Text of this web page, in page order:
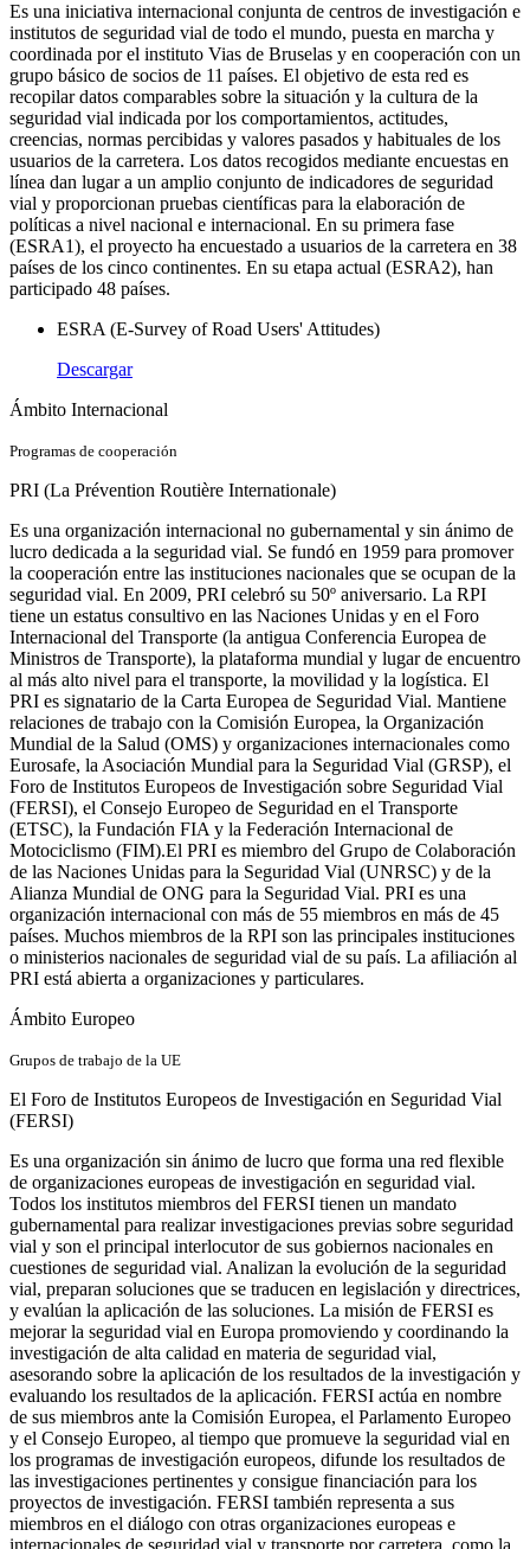
Es una iniciativa internacional conjunta de centros de investigación e
institutos de seguridad vial de todo el mundo, puesta en marcha y
coordinada por el instituto Vias de Bruselas y en cooperación con un
grupo básico de socios de 11 países. El objetivo de esta red es
recopilar datos comparables sobre la situación y la cultura de la
seguridad vial indicada por los comportamientos, actitudes,
creencias, normas percibidas y valores pasados y habituales de los
usuarios de la carretera. Los datos recogidos mediante encuestas en
línea dan lugar a un amplio conjunto de indicadores de seguridad
vial y proporcionan pruebas científicas para la elaboración de
políticas a nivel nacional e internacional. En su primera fase
(ESRA1), el proyecto ha encuestado a usuarios de la carretera en 38
países de los cinco continentes. En su etapa actual (ESRA2), han
participado 48 países.
ESRA (E-Survey of Road Users' Attitudes)
Descargar
Ámbito Internacional
Programas de cooperación
PRI (La Prévention Routière Internationale)
Es una organización internacional no gubernamental y sin ánimo de
lucro dedicada a la seguridad vial. Se fundó en 1959 para promover
la cooperación entre las instituciones nacionales que se ocupan de la
seguridad vial. En 2009, PRI celebró su 50º aniversario. La RPI
tiene un estatus consultivo en las Naciones Unidas y en el Foro
Internacional del Transporte (la antigua Conferencia Europea de
Ministros de Transporte), la plataforma mundial y lugar de encuentro
al más alto nivel para el transporte, la movilidad y la logística. El
PRI es signatario de la Carta Europea de Seguridad Vial. Mantiene
relaciones de trabajo con la Comisión Europea, la Organización
Mundial de la Salud (OMS) y organizaciones internacionales como
Eurosafe, la Asociación Mundial para la Seguridad Vial (GRSP), el
Foro de Institutos Europeos de Investigación sobre Seguridad Vial
(FERSI), el Consejo Europeo de Seguridad en el Transporte
(ETSC), la Fundación FIA y la Federación Internacional de
Motociclismo (FIM).El PRI es miembro del Grupo de Colaboración
de las Naciones Unidas para la Seguridad Vial (UNRSC) y de la
Alianza Mundial de ONG para la Seguridad Vial. PRI es una
organización internacional con más de 55 miembros en más de 45
países. Muchos miembros de la RPI son las principales instituciones
o ministerios nacionales de seguridad vial de su país. La afiliación al
PRI está abierta a organizaciones y particulares.
Ámbito Europeo
Grupos de trabajo de la UE
El Foro de Institutos Europeos de Investigación en Seguridad Vial
(FERSI)
Es una organización sin ánimo de lucro que forma una red flexible
de organizaciones europeas de investigación en seguridad vial.
Todos los institutos miembros del FERSI tienen un mandato
gubernamental para realizar investigaciones previas sobre seguridad
vial y son el principal interlocutor de sus gobiernos nacionales en
cuestiones de seguridad vial. Analizan la evolución de la seguridad
vial, preparan soluciones que se traducen en legislación y directrices,
y evalúan la aplicación de las soluciones. La misión de FERSI es
mejorar la seguridad vial en Europa promoviendo y coordinando la
investigación de alta calidad en materia de seguridad vial,
asesorando sobre la aplicación de los resultados de la investigación y
evaluando los resultados de la aplicación. FERSI actúa en nombre
de sus miembros ante la Comisión Europea, el Parlamento Europeo
y el Consejo Europeo, al tiempo que promueve la seguridad vial en
los programas de investigación europeos, difunde los resultados de
las investigaciones pertinentes y consigue financiación para los
proyectos de investigación. FERSI también representa a sus
miembros en el diálogo con otras organizaciones europeas e